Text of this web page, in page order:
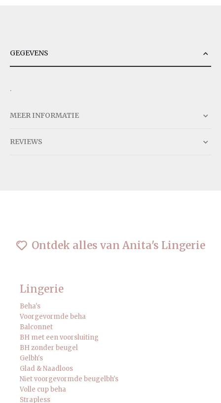
GEGEVENS
.
MEER INFORMATIE
REVIEWS
Ontdek alles van Anita's Lingerie
Lingerie
Beha's
Voorgevormde beha
Balconnet
BH met een voorsluiting
BH zonder beugel
Gelbh's
Glad & Naadloos
Niet voorgevormde beugelbh's
Volle cup beha
Strapless